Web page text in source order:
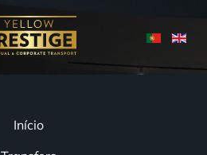
Início